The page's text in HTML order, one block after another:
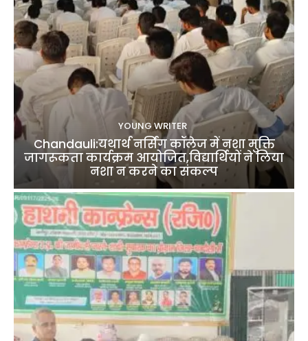
YOUNG WRITER
Chandauli:यथार्थ नर्सिंग कॉलेज में नशा मुक्ति
जागरूकता कार्यक्रम आयोजित,विद्यार्थियों ने लिया
नशा न करने का संकल्प